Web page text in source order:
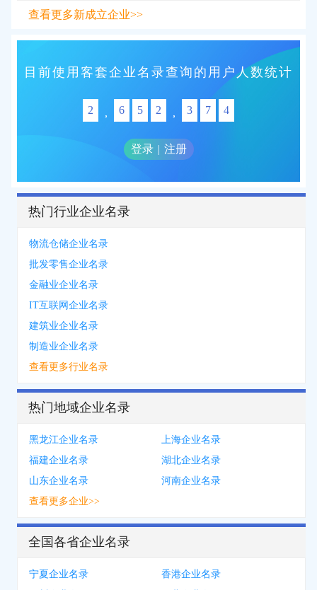
查看更多新成立企业>>
目前使用客套企业名录查询的用户人数统计
2 , 6 5 2 , 3 7 4
登录 | 注册
热门行业企业名录
物流仓储企业名录
批发零售企业名录
金融业企业名录
IT互联网企业名录
建筑业企业名录
制造业企业名录
查看更多行业名录
热门地域企业名录
黑龙江企业名录
上海企业名录
福建企业名录
湖北企业名录
山东企业名录
河南企业名录
查看更多企业>>
全国各省企业名录
宁夏企业名录
香港企业名录